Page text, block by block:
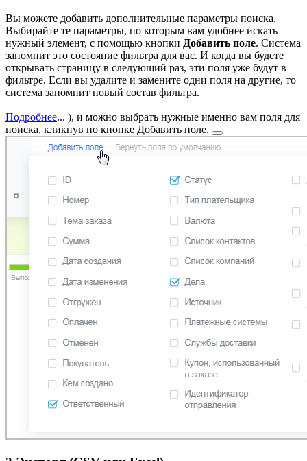
Вы можете добавить дополнительные параметры поиска.
Выбирайте те параметры, по которым вам удобнее искать
нужный элемент, с помощью кнопки Добавить поле. Система
запомнит это состояние фильтра для вас. И когда вы будете
открывать страницу в следующий раз, эти поля уже будут в
фильтре. Если вы удалите и замените одни поля на другие, то
система запомнит новый состав фильтра.
Подробнее... ), и можно выбрать нужные именно вам поля для
поиска, кликнув по кнопке Добавить поле.